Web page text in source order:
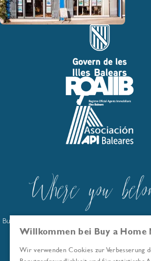
Buy a Home Mallorca ist im offiziellen
der Balearen eingetragen: GOIBE586263/
© Buy a Home Mallorca 2026
Willkommen bei Buy a Home
Wir verwenden Cookies zur Verbesserung